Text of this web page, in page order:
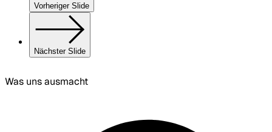
Vorheriger Slide
Nächster Slide
Was uns ausmacht